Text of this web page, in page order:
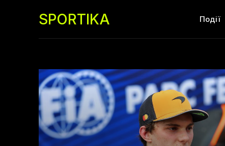
SPORTIKA Події